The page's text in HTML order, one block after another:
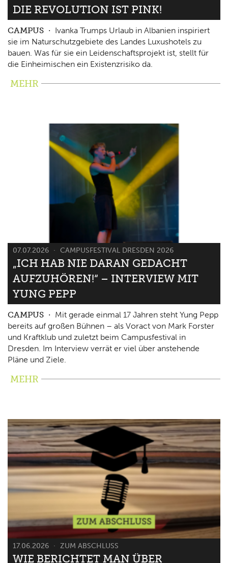
DIE REVOLUTION IST PINK!
CAMPUS
Ivanka Trumps Urlaub in Albanien inspiriert
sie im Naturschutzgebiete des Landes Luxushotels zu
bauen. Was für sie ein Leidenschaftsprojekt ist, stellt für
die Einheimischen ein Existenzrisiko da.
MEHR
07.07.2026 CAMPUSFESTIVAL DRESDEN 2026
„ICH HAB NIE DARAN GEDACHT
AUFZUHÖREN!“ – INTERVIEW MIT
YUNG PEPP
CAMPUS
Mit gerade einmal 17 Jahren steht Yung Pepp
bereits auf großen Bühnen – als Voract von Mark Forster
und Kraftklub und zuletzt beim Campusfestival in
Dresden. Im Interview verrät er viel über anstehende
Pläne und Ziele.
MEHR
17.06.2026 ZUM ABSCHLUSS
WIE BERICHTET MAN ÜBER